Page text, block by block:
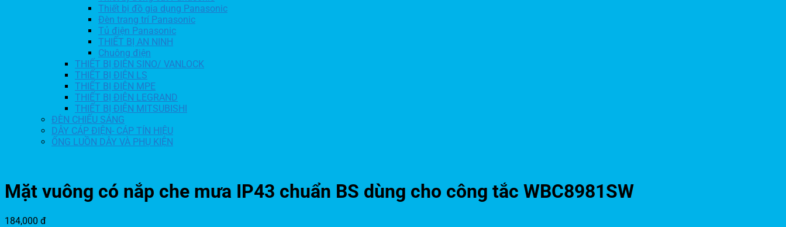
Thiết bị đồ gia dụng Panasonic
Đèn trang trí Panasonic
Tủ điện Panasonic
THIẾT BỊ AN NINH
Chuông điện
THIẾT BỊ ĐIỆN SINO/ VANLOCK
THIẾT BỊ ĐIỆN LS
THIẾT BỊ ĐIỆN MPE
THIẾT BỊ ĐIỆN LEGRAND
THIẾT BỊ ĐIỆN MITSUBISHI
ĐÈN CHIẾU SÁNG
DÂY CÁP ĐIỆN- CÁP TÍN HIỆU
ỐNG LUỒN DÂY VÀ PHỤ KIỆN
Mặt vuông có nắp che mưa IP43 chuẩn BS dùng cho công tắc WBC8981SW
184,000 đ